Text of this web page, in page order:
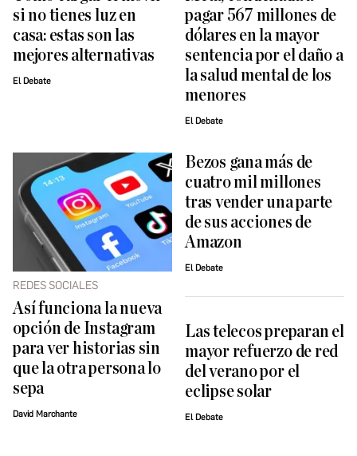
si no tienes luz en
casa: estas son las
mejores alternativas
El Debate
pagar 567 millones de
dólares en la mayor
sentencia por el daño a
la salud mental de los
menores
El Debate
REDES SOCIALES
Así funciona la nueva
opción de Instagram
para ver historias sin
que la otra persona lo
sepa
David Marchante
Bezos gana más de
cuatro mil millones
tras vender una parte
de sus acciones de
Amazon
El Debate
Las telecos preparan el
mayor refuerzo de red
del verano por el
eclipse solar
El Debate